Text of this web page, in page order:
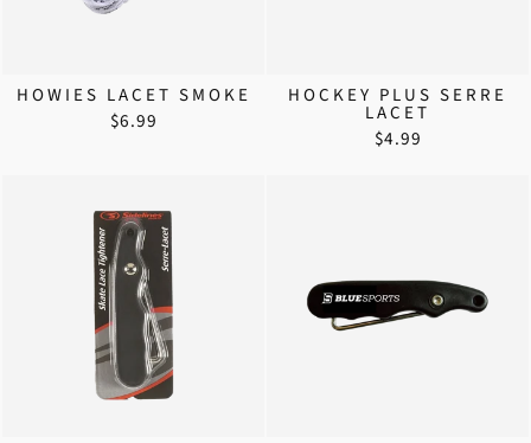
HOWIES LACET SMOKE
$6.99
HOCKEY PLUS SERRE
LACET
$4.99